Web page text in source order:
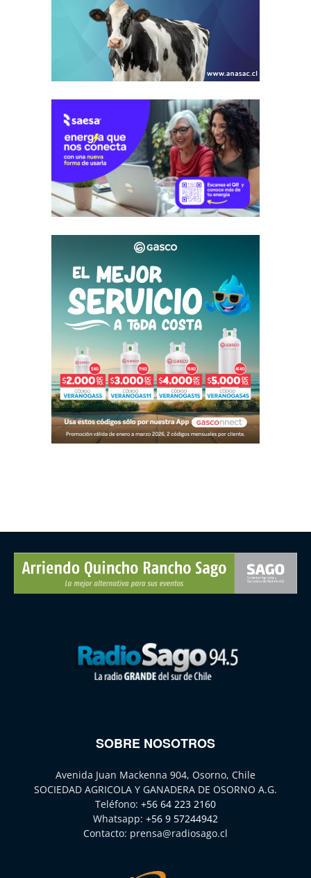
SOBRE NOSOTROS
Avenida Juan Mackenna 904, Osorno, Chile
SOCIEDAD AGRICOLA Y GANADERA DE OSORNO A.G.
Teléfono: +56 64 223 2160
Whatsapp: +56 9 57244942
Contacto: prensa@radiosago.cl